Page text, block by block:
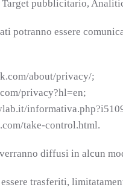
pubblicitario,
potranno essere
about/privacy/;
privacy?hl=en;
take-control.html.
diffusi in alcun
trasferiti,